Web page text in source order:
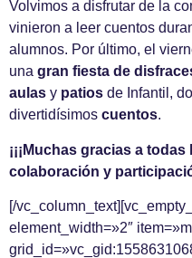
Volvimos a disfrutar de la
vinieron a leer cuentos
alumnos. Por último, el
una gran fiesta de
aulas y patios de Infantil,
divertidísimos cuentos.
¡¡¡Muchas gracias a
colaboración y
[/
element_width=»2″